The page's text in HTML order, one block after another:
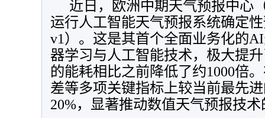
近日，欧洲中期天气预报中心
运行人工智能天气预报系统确定
v1）。这是其首个全面业务化的
器学习与人工智能技术，极大提
的能耗相比之前降低了约1000倍
差等多项关键指标上较当前最先
20%，显著推动数值天气预报技